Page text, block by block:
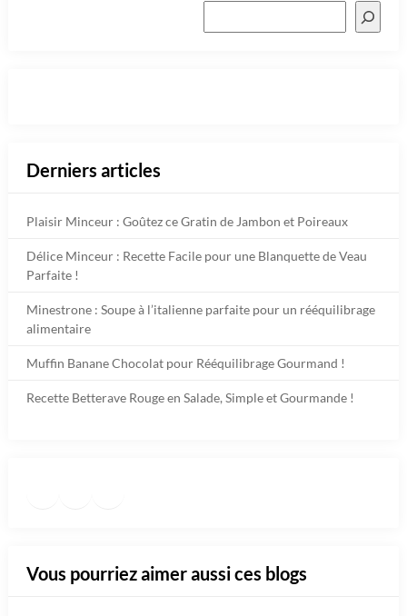
Derniers articles
Plaisir Minceur : Goûtez ce Gratin de Jambon et Poireaux
Délice Minceur : Recette Facile pour une Blanquette de Veau
Parfaite !
Minestrone : Soupe à l’italienne parfaite pour un rééquilibrage
alimentaire
Muffin Banane Chocolat pour Rééquilibrage Gourmand !
Recette Betterave Rouge en Salade, Simple et Gourmande !
Vous pourriez aimer aussi ces blogs